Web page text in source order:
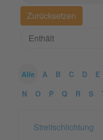
Alle A B C D E
N
O P Q R S
Streitschlichtung